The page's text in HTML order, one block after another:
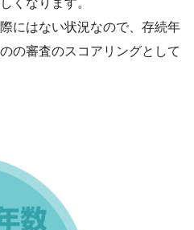
くなります。
にはない状況なので、存続年
の審査のスコアリングとして